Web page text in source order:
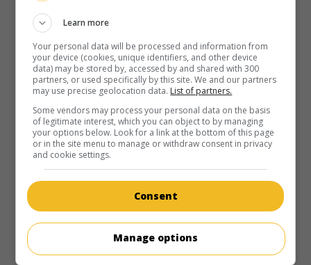
Hadas Yaron ,Luzer Twersky
mère de famille juive hassidique.
Durée: 105 min.
V.O.: Lemale et ha'chalal
Isr. 2012. Dramede Rama Burshtein avec Hadas Yaron,
Irit Sheleg. Une jeune femme issue de la
communauté hassidique de Tel-Aviv subit la pression de sa
Learn more
Your personal data will be processed and information from
your device (cookies, unique identifiers, and other device
data) may be stored by, accessed by and shared with 300
partners, or used specifically by this site. We and our partners
may use precise geolocation data. List of partners.
Some vendors may process your personal data on the basis
of legitimate interest, which you can object to by managing
your options below. Look for a link at the bottom of this page
or in the site menu to manage or withdraw consent in privacy
and cookie settings.
Consent
Manage options